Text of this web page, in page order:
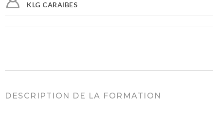
KLG CARAIBES
DESCRIPTION DE LA FORMATION